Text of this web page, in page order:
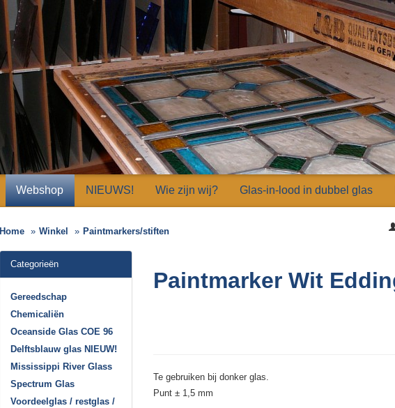
Webshop NIEUWS! Wie zijn wij? Glas-in-lood in dubbel glas
Home Winkel Paintmarkers/stiften
Paintmarker Wit
Te gebruiken bij donker glas.
Punt ± 1,5 mm
Categorieën
Gereedschap
Chemicaliën
Oceanside Glas COE 96
Delftsblauw glas NIEUW!
Mississippi River Glass
Spectrum Glas
Voordeelglas / restglas /